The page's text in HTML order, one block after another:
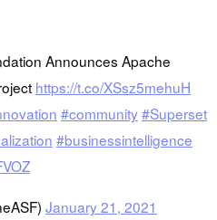
Announces Apache
https://t.co/XSsz5mehuH
#community#Superset
#businessintelligence
January 21, 2021